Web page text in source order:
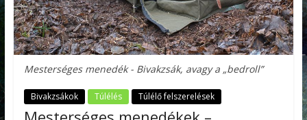
Mesterséges menedék - Bivakzsák, avagy a „bedroll”
Bivakzsákok Túlélés Túlélő felszerelések